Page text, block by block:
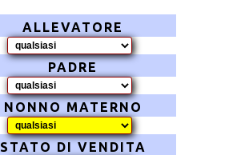
ALLEVATORE
PADRE
NONNO MATERNO
STATO DI VENDITA